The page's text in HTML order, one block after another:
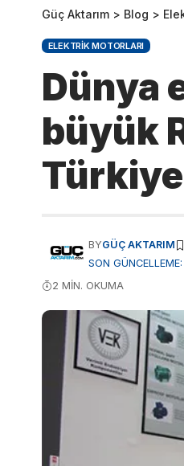
Güç Aktarım > Blog >
ELEKTRIK MOTORLARI
Dünya
büyük
SON
BYGÜÇ AKTARIM
2 MIN. OKUMA